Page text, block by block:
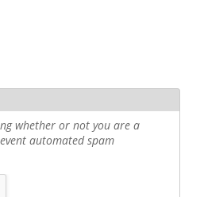
whether or not you are a
automated spam